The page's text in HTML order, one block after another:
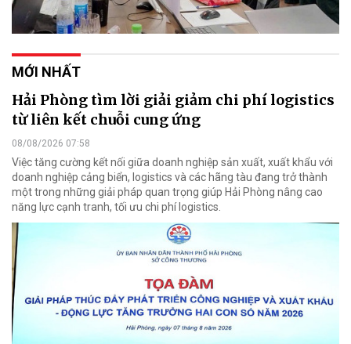
MỚI NHẤT
Hải Phòng tìm lời giải giảm chi phí logistics
từ liên kết chuỗi cung ứng
08/08/2026 07:58
Việc tăng cường kết nối giữa doanh nghiệp sản xuất, xuất khẩu với
doanh nghiệp cảng biển, logistics và các hãng tàu đang trở thành
một trong những giải pháp quan trọng giúp Hải Phòng nâng cao
năng lực cạnh tranh, tối ưu chi phí logistics.